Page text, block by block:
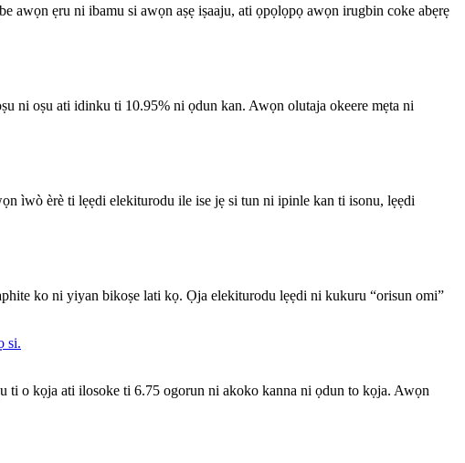
awọn ẹru ni ibamu si awọn aṣẹ iṣaaju, ati ọpọlọpọ awọn irugbin coke abẹrẹ
ni oṣu ati idinku ti 10.95% ni ọdun kan. Awọn olutaja okeere mẹta ni
ìwò èrè ti lẹẹdi elekiturodu ile ise jẹ si tun ni ipinle kan ti isonu, lẹẹdi
ko ni yiyan bikoṣe lati kọ. Ọja elekiturodu lẹẹdi ni kukuru “orisun omi”
si.
ti o kọja ati ilosoke ti 6.75 ogorun ni akoko kanna ni ọdun to kọja. Awọn